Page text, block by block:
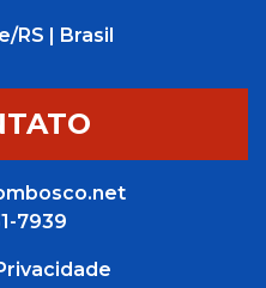
RS | Brasil
7939